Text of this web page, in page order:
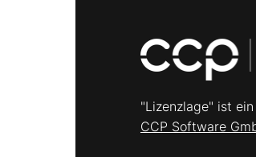
"Lizenzlage" ist
CCP Software